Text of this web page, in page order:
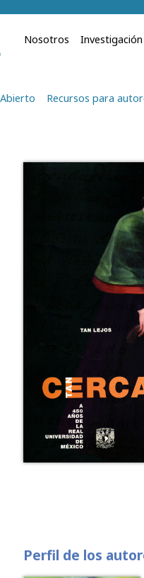
Nosotros Investigación
Recursos para
Perfil de los